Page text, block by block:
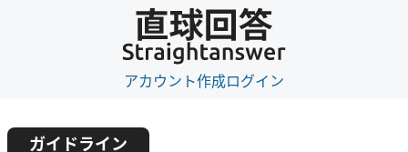
アカウント作成ログイン
ガイドライン